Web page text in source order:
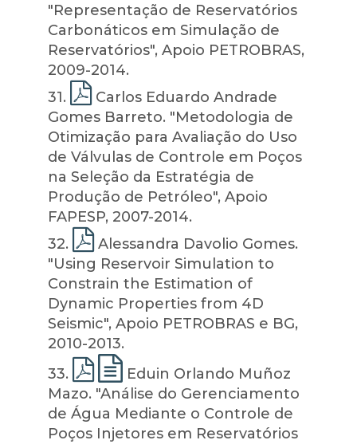
"Representação de Reservatórios
Carbonáticos em Simulação de
Reservatórios", Apoio PETROBRAS,
2009-2014.
31.
Carlos Eduardo Andrade
Gomes Barreto. "Metodologia de
Otimização para Avaliação do Uso
de Válvulas de Controle em Poços
na Seleção da Estratégia de
Produção de Petróleo", Apoio
FAPESP, 2007-2014.
32.
Alessandra Davolio Gomes.
"Using Reservoir Simulation to
Constrain the Estimation of
Dynamic Properties from 4D
Seismic", Apoio PETROBRAS e BG,
2010-2013.
33.
Eduin Orlando Muñoz
Mazo. "Análise do Gerenciamento
de Água Mediante o Controle de
Poços Injetores em Reservatórios